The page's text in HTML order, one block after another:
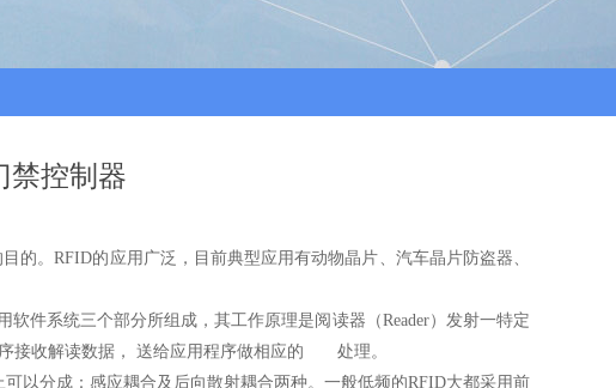
禁控制器
。RFID的应用广泛，目前典型应用有动物晶片、汽车晶片防盗器、
件系统三个部分所组成，其工作原理是阅读器（Reader）发射一特定
序接收解读数据， 送给应用程序做相应的 处理。
分成：感应耦合及后向散射耦合两种。一般低频的RFID大都采用前